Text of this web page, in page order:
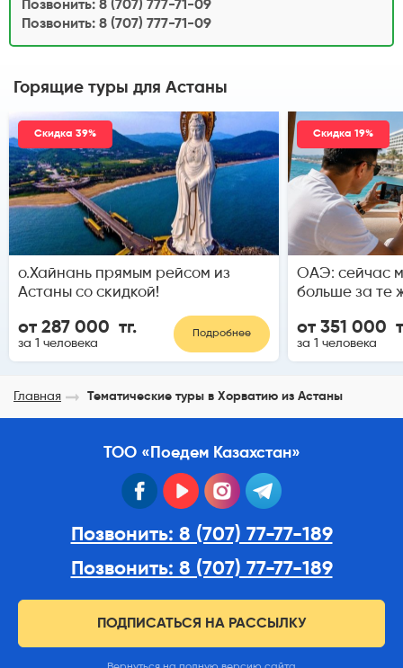
Позвонить: 8 (707) 777-71-09
Позвонить: 8 (707) 777-71-09
Горящие туры для Астаны
Скидка 39%
о.Хайнань прямым рейсом из
Астаны со скидкой!
от 287 000 тг.
за 1 человека
Подробнее
Скидка 19%
ОАЭ: сейчас
больше за те
от 351 000
за 1 человека
Главная Тематические туры в Хорватию из Астаны
ТОО «Поедем Казахстан»
facebook youtube instagram
Позвонить: 8 (707) 77-77-189
Позвонить: 8 (707) 77-77-189
ПОДПИСАТЬСЯ НА РАССЫЛКУ